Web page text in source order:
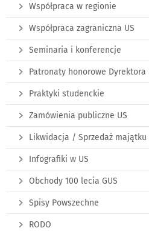
Współpraca w regionie
Współpraca zagraniczna US
Seminaria i konferencje
Patronaty honorowe Dyrektora
Praktyki studenckie
Zamówienia publiczne US
Likwidacja / Sprzedaż majątku
Infografiki w US
Obchody 100 lecia GUS
Spisy Powszechne
RODO